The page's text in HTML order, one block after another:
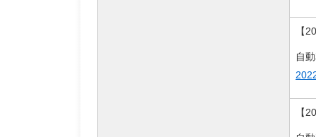
【
自
【